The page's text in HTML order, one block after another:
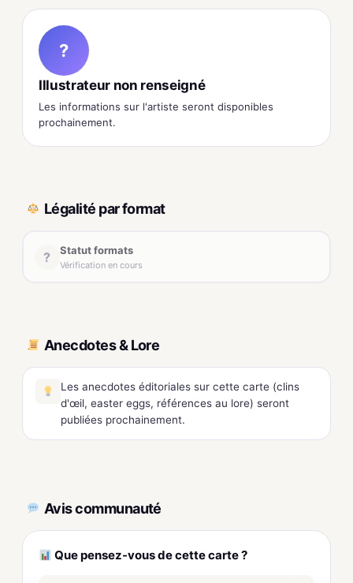
?
Illustrateur non renseigné
Les informations sur l'artiste seront disponibles
prochainement.
Légalité par format
? Statut formats
Vérification en cours
Anecdotes & Lore
Les anecdotes éditoriales sur cette carte (clins
d'œil, easter eggs, références au lore) seront
publiées prochainement.
Avis communauté
Que pensez-vous de cette carte ?